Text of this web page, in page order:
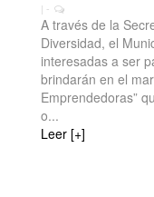
| -
A través de la
Diversidad, el
interesadas a ser
brindarán en el
Emprendedoras”
o...
Leer [+]